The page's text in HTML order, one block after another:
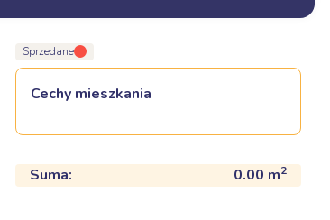
Sprzedane
Cechy mieszkania
Suma: 0.00 m2